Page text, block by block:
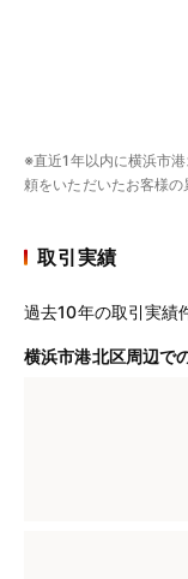
※直近1年以内に横浜市
頼をいただいたお客様の
取引実績
過去10年の取引実績
横浜市港北区周辺で